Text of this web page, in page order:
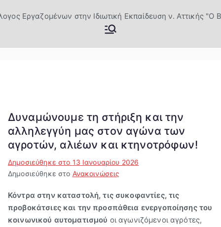
στο
Ιδιωτική
Εκπαίδευσ
Αττικής "Ο
Βύρων"
Δυναμώνουμε τη στήριξη και την
αλληλεγγύη μας στον αγώνα των
αγροτών, αλιέων και κτηνοτρόφων!
Δημοσιεύθηκε στο 13 Ιανουαρίου 2026
Δημοσιεύθηκε στο Ανακοινώσεις
Κόντρα στην καταστολή, τις συκοφαντίες, τις
προβοκάτσιες και την προσπάθεια ενεργοποίησης του
κοινωνικού αυτοματισμού οι αγωνιζόμενοι αγρότες,